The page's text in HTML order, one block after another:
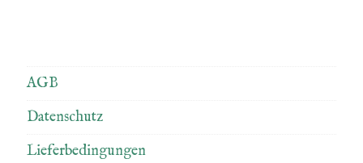
AGB
Datenschutz
Lieferbedingungen